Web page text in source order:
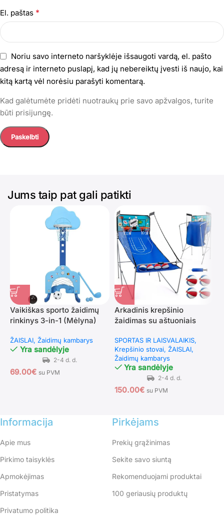
El. paštas *
Noriu savo interneto naršyklėje išsaugoti vardą, el. pašto
adresą ir interneto puslapį, kad jų nebereiktų įvesti iš naujo, kai
kitą kartą vėl norėsiu parašyti komentarą.
Kad galėtumėte pridėti nuotraukų prie savo apžvalgos, turite
būti prisijungę.
Jums taip pat gali patikti
Vaikiškas sporto žaidimų
rinkinys 3-in-1 (Mėlyna)
ŽAISLAI Žaidimų kambarys
Yra sandėlyje
69.00€ su PVM
Arkadinis krepšinio
žaidimas su aštuoniais
SPORTAS IR LAISVALAIKIS
Krepšinio stovai ŽAISLAI
Žaidimų kambarys
Yra sandėlyje
150.00€ su PVM
Informacija
Apie mus
Pirkimo taisyklės
Apmokėjimas
Pristatymas
Privatumo politika
Pirkėjams
Prekių grąžinimas
Sekite savo siuntą
Rekomenduojami produktai
100 geriausių produktų